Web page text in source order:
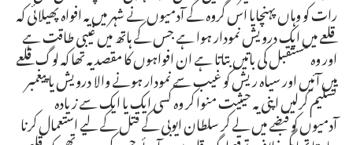
رات کو وہاں پہنچایا اس گروہ کے آدمیوں نے شہر میں یہ افواہ پھیلائی کہ
قلعے میں ایک درویش نمودار ہوا ہے جس کے ہاتھ میں غیبی طاقت ہے
اور وہ مستقبل کی باتیں بتاتا ہے ان افواہوں کا مقصد یہ تھا کہ لوگ قلعے
میں آئیں اور سیاہ ریش کو غیب سے نمودار ہونے والا درویش یا پیغمبر
تسلیم کرلیں اپنی یہ حیثیت منوا کر وہ کسی ایک یا ایک سے زیادہ
آدمیوں کو قبضے میں لے کر سلطان ایوبی کے قتل کے لیے استعمال کرنا